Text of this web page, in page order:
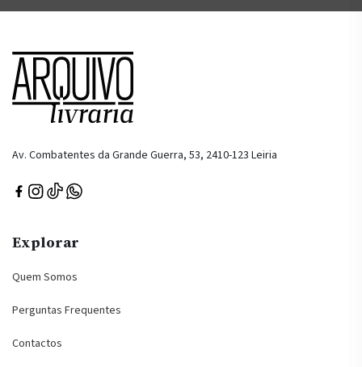
Av. Combatentes da Grande Guerra, 53, 2410-123 Leiria
Explorar
Quem Somos
Perguntas Frequentes
Contactos